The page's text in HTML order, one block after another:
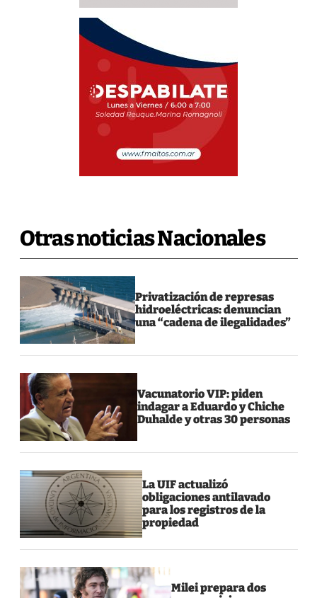
Otras noticias Nacionales
Privatización de represas
hidroeléctricas: denuncian
una “cadena de ilegalidades”
Vacunatorio VIP: piden
indagar a Eduardo y Chiche
Duhalde y otras 30 personas
La UIF actualizó
obligaciones antilavado
para los registros de la
propiedad
Milei prepara dos